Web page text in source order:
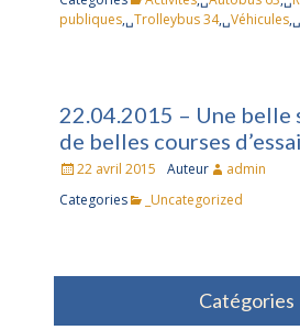
publiques,␣Trolleybus 34,␣Véhicules,␣
22.04.2015 – Une belle
de belles courses d’essai
Posté22 avril 2015 Auteur
admin
Categories
_Uncategorized
Catégories